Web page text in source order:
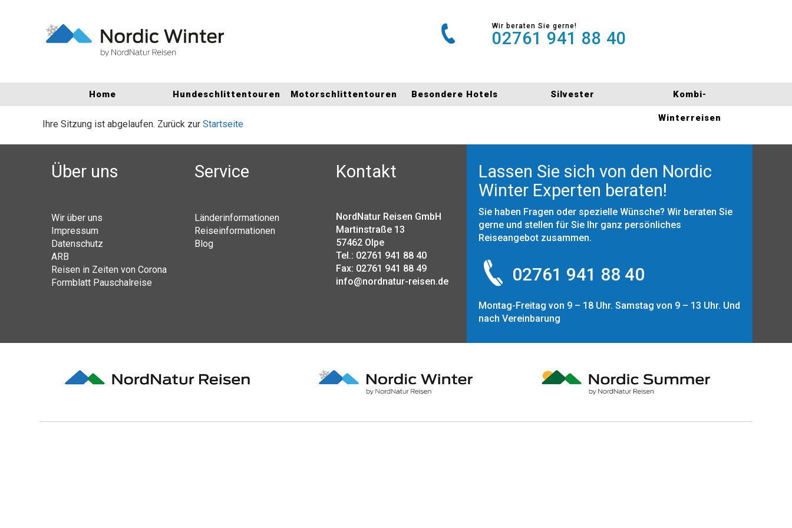
Wir beraten Sie gerne!
02761 941 88 40
Home Hundeschlittentouren Motorschlittentouren Besondere Hotels Silvester Kombi-
Winterreisen
Ihre Sitzung ist abgelaufen. Zurück zur Startseite
Über uns
Wir über uns
Impressum
Datenschutz
ARB
Reisen in Zeiten von Corona
Formblatt Pauschalreise
Service
Länderinformationen
Reiseinformationen
Blog
Kontakt
NordNatur Reisen GmbH
Martinstraße 13
57462 Olpe
Tel.: 02761 941 88 40
Fax: 02761 941 88 49
info@nordnatur-reisen.de
Lassen Sie sich von den Nordic
Winter Experten beraten!
Sie haben Fragen oder spezielle Wünsche? Wir beraten Sie
gerne und stellen für Sie Ihr ganz persönliches
Reiseangebot zusammen.
02761 941 88 40
Montag-Freitag von 9 – 18 Uhr. Samstag von 9 – 13 Uhr. Und
nach Vereinbarung